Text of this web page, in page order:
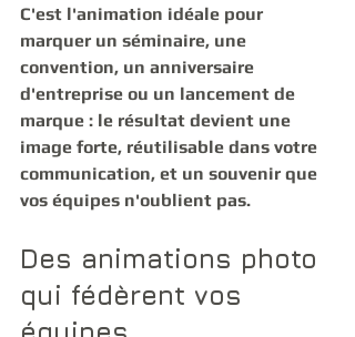
C'est l'animation idéale pour
marquer un séminaire, une
convention, un anniversaire
d'entreprise ou un lancement de
marque : le résultat devient une
image forte, réutilisable dans votre
communication, et un souvenir que
vos équipes n'oublient pas.
Des animations photo
qui fédèrent vos